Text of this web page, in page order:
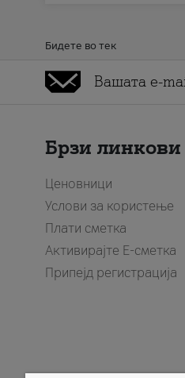
Бидете во тек
Брзи линкови
Ценовници
Услови за користење
Плати сметка
Активирајте Е-сметка
Припејд регистрација